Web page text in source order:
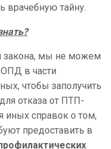
врачебную тайну.
закона, мы не можем
ОПД в части
чтобы заполучить
отказа от ПТП-
иных справок о том,
предоставить в